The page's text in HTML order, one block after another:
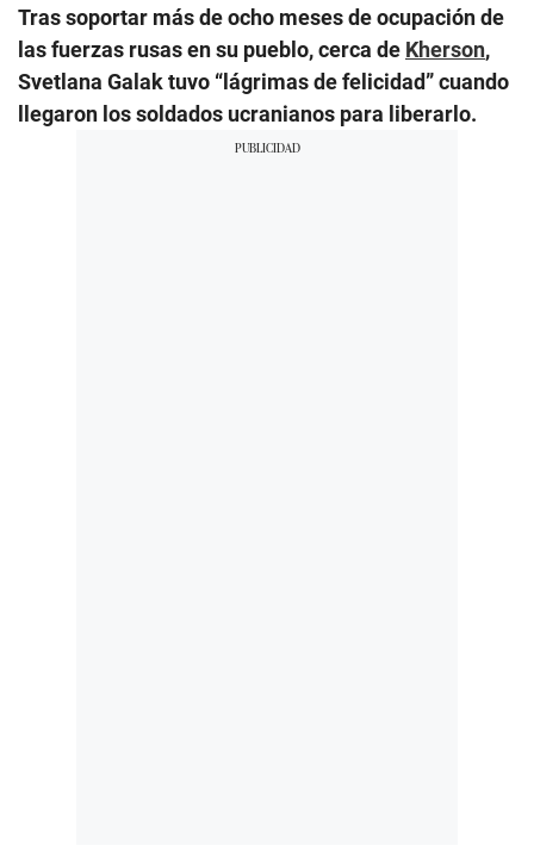
Tras soportar más de ocho meses de ocupación de
las fuerzas rusas en su pueblo, cerca de Kherson,
Svetlana Galak tuvo “lágrimas de felicidad” cuando
llegaron los soldados ucranianos para liberarlo.